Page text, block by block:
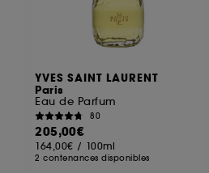
YVES SAINT LAURENT
Paris
Eau de Parfum
80
205,00€
164,00€ / 100ml
2 contenances disponibles